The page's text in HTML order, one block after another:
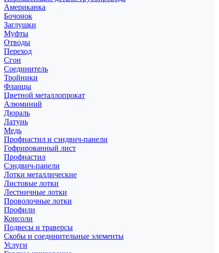
Американка
Бочонок
Заглушки
Муфты
Отводы
Переход
Сгон
Соединитель
Тройники
Фланцы
Цветной металлопрокат
Алюминий
Дюраль
Латунь
Медь
Профнастил и сэндвич-панели
Гофрированный лист
Профнастил
Сэндвич-панели
Лотки металлические
Листовые лотки
Лестничные лотки
Проволочные лотки
Профили
Консоли
Подвесы и траверсы
Скобы и соединительные элементы
Услуги